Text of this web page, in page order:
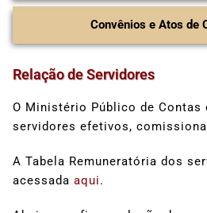
Convênios e Atos de
Relação de Servidores
O Ministério Público de Contas
servidores efetivos,
A Tabela Remuneratória dos
acessada aqui.